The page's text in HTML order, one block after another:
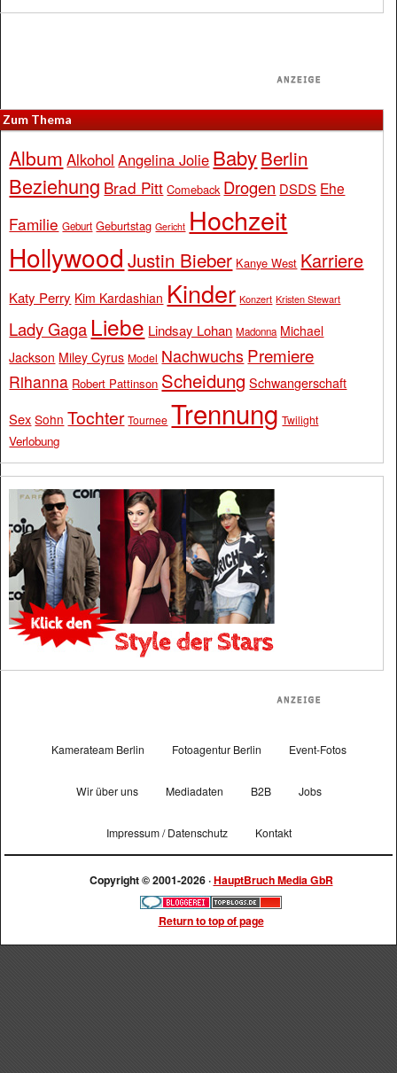
Zum Thema
Album Alkohol Angelina Jolie BabyBerlin
Beziehung Brad Pitt Comeback Drogen DSDS Ehe
Familie Geburt Geburtstag Gericht Hochzeit
Hollywood Justin Bieber Kanye West Karriere
Katy Perry Kim Kardashian Kinder Konzert Kristen Stewart
Lady Gaga Liebe Lindsay Lohan Madonna Michael
Jackson Miley Cyrus Model Nachwuchs Premiere
Rihanna Robert Pattinson Scheidung Schwangerschaft
Sex Sohn Tochter Tournee Trennung Twilight
Verlobung
Kamerateam Berlin Fotoagentur Berlin Event-Fotos
Wir über uns Mediadaten B2B Jobs
Impressum / Datenschutz Kontakt
Copyright © 2001-2026 ·HauptBruch Media GbR
Return to top of page